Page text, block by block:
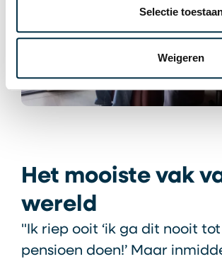
Selectie
Weigeren
Het mooiste vak
wereld
"Ik riep ooit ‘ik ga dit nooit
pensioen doen!’ Maar